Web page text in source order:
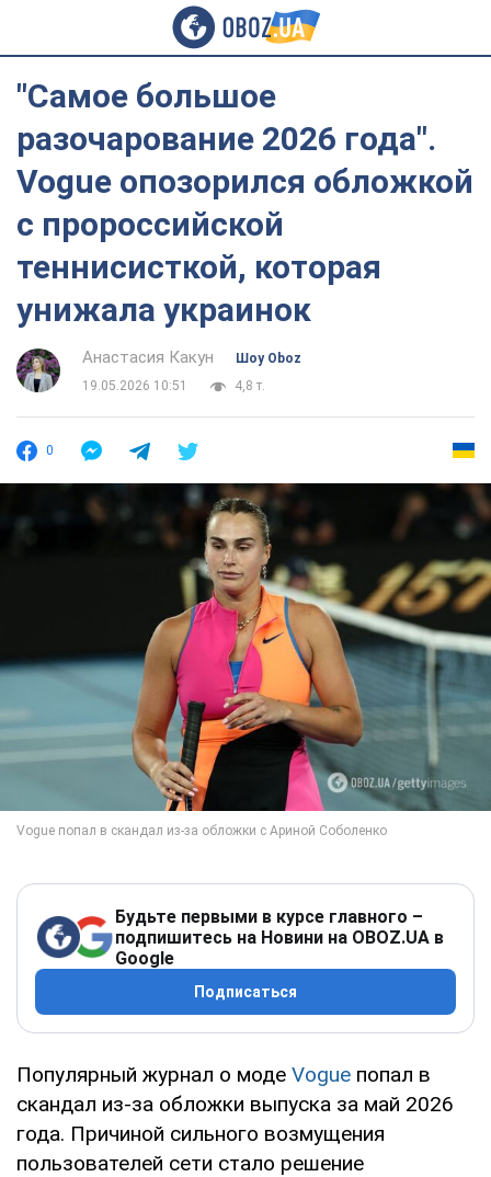
"Самое большое
разочарование 2026 года".
Vogue опозорился обложкой
с пророссийской
теннисисткой, которая
унижала украинок
Анастасия Какун
Шоу Oboz
19.05.2026 10:51
4,8 т.
0
Будьте первыми в курсе главного –
подпишитесь на Новини на OBOZ.UA в
Google
Подписаться
Популярный журнал о моде Vogue попал в
скандал из-за обложки выпуска за май 2026
года. Причиной сильного возмущения
пользователей сети стало решение